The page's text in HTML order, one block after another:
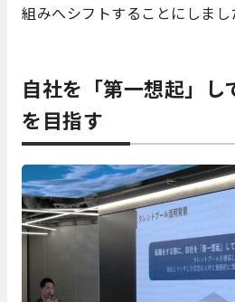
組みへシフトすることにしまし
自社を「第一想起」し
を目指す